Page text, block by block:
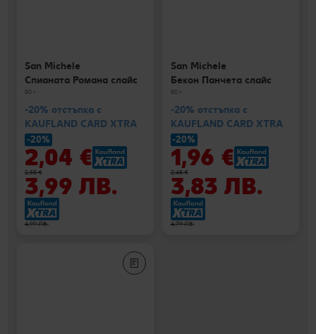
San Michele
Спианата Романа слайс
80 г
-20% отстъпка с
KAUFLAND CARD XTRA
-20%
2,04 €
2,55 €
3,99 ЛВ.
4,99 ЛВ.
San Michele
Бекон Панчета слайс
80 г
-20% отстъпка с
KAUFLAND CARD XTRA
-20%
1,96 €
2,45 €
3,83 ЛВ.
4,79 ЛВ.